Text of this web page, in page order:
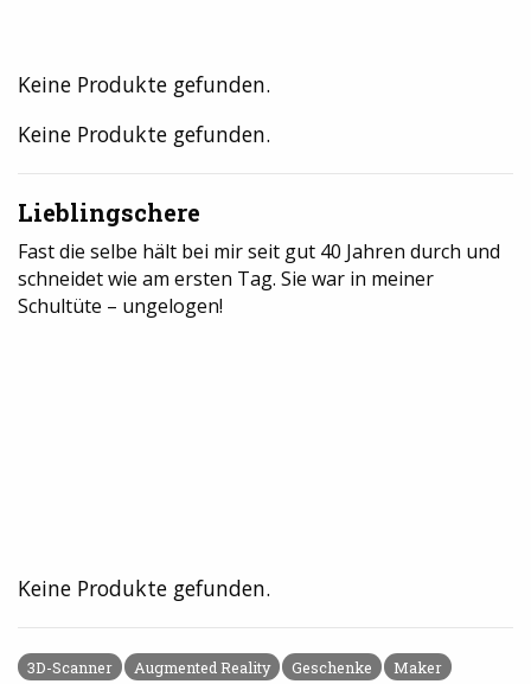
Keine Produkte gefunden.
Keine Produkte gefunden.
Lieblingschere
Fast die selbe hält bei mir seit gut 40 Jahren durch und
schneidet wie am ersten Tag. Sie war in meiner
Schultüte – ungelogen!
Keine Produkte gefunden.
3D-Scanner Augmented Reality Geschenke Maker